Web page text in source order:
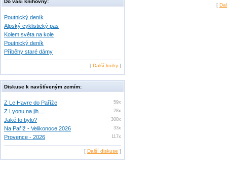
Do vaší knihovny:
Poutnický deník
Alpský cyklistický pas
Kolem světa na kole
Poutnický deník
Příběhy staré dámy
[ Další knihy ]
Diskuse k navštíveným zemím:
Z Le Havre do Paříže 59x
Z Lyonu na jih.... 28x
Jaké to bylo? 300x
Na Paříž - Velikonoce 2026 33x
Provence - 2026 117x
[ Další diskuse ]
[